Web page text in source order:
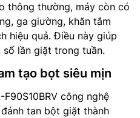
thông thường, máy còn có
ga giường, khăn tắm
hiệu quả. Điều này giúp
lần giặt trong tuần.
tạo bọt siêu mịn
công nghệ
tan bột giặt thành